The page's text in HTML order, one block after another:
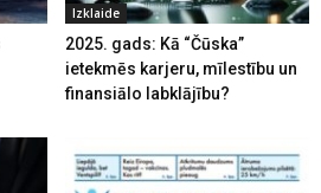
Izklaide
2025. gads: Kā “Čūska”
ietekmēs karjeru, mīlestību un
finansiālo labklājību?